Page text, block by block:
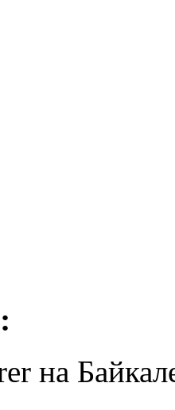
на